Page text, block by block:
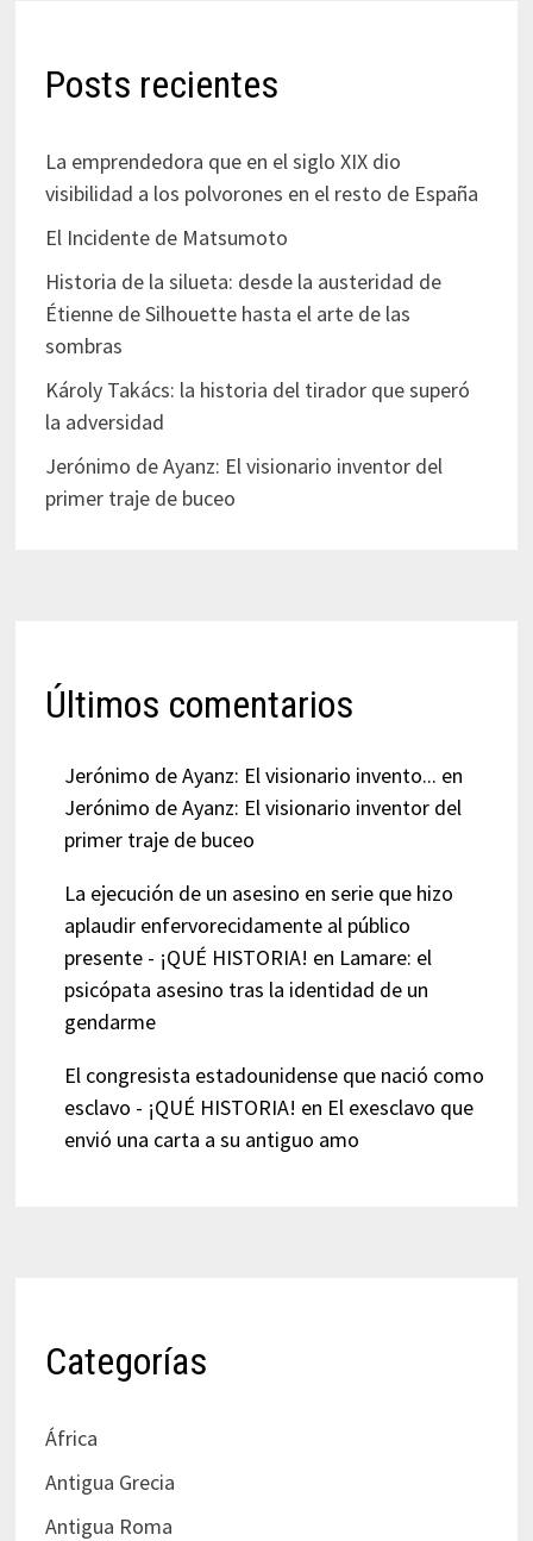
Posts recientes
La emprendedora que en el siglo XIX dio
visibilidad a los polvorones en el resto de España
El Incidente de Matsumoto
Historia de la silueta: desde la austeridad de
Étienne de Silhouette hasta el arte de las
sombras
Károly Takács: la historia del tirador que superó
la adversidad
Jerónimo de Ayanz: El visionario inventor del
primer traje de buceo
Últimos comentarios
Jerónimo de Ayanz: El visionario invento... en
Jerónimo de Ayanz: El visionario inventor del
primer traje de buceo
La ejecución de un asesino en serie que hizo
aplaudir enfervorecidamente al público
presente - ¡QUÉ HISTORIA! en Lamare: el
psicópata asesino tras la identidad de un
gendarme
El congresista estadounidense que nació como
esclavo - ¡QUÉ HISTORIA! en El exesclavo que
envió una carta a su antiguo amo
Categorías
África
Antigua Grecia
Antigua Roma